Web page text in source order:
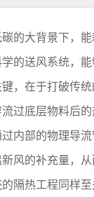
的大背景下，
的送风系统，
，在于打破传
过底层物料后
内部的物理导
风的补充量，
隔热工程同样